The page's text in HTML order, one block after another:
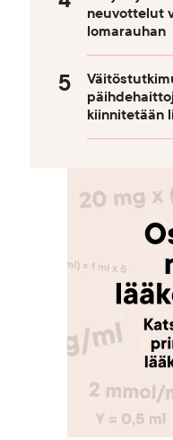
neuvottelut
lomarauhan
kiinnitetään